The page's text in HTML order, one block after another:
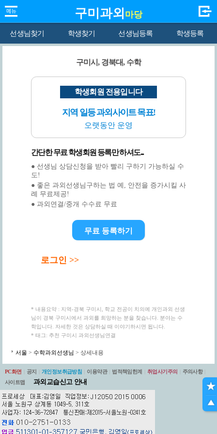
구미과외 마당
선생님찾기 학생찾기 선생님등록 학생등록
구미시, 경북대, 수학
학생회원 전용입니다
지역 일등 과외사이트 목표!
오랫동안 운영
간단한 무료 학생회원 등록만 하셔도...
● 선생님 상담신청을 받아 빨리 구하기 가능하실 수
도!
● 좋은 과외선생님구하는 법 예, 안전을 증가시킬 사
례 무료제공!
● 과외연결/중개 수수료 무료
무료 등록하기
로그인 >>
* 내용요약 : 지역-경북 구미시, 학교 전공이 치의예 개인과외 선생
님이 경북 구미시에서 과외를 희망하는 분을 찾습니다. 분야는 수
학입니다. 자세한 것은 상담하실 때 이야기하시면 됩니다.
* 태그: 추천 구미시 과외선생님연결
서울 > 수학과외선생님 > 상세내용
PC화면 공지 개인정보취급방침 이용약관 법적책임한계 취업사기주의 주의사항
사이트맵
과외교습신고 안내